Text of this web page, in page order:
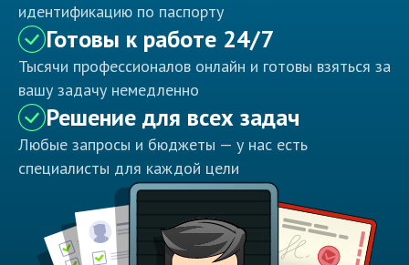
идентификацию по паспорту
Готовы к работе 24/7
Тысячи профессионалов онлайн и готовы взяться за
вашу задачу немедленно
Решение для всех задач
Любые запросы и бюджеты — у нас есть
специалисты для каждой цели